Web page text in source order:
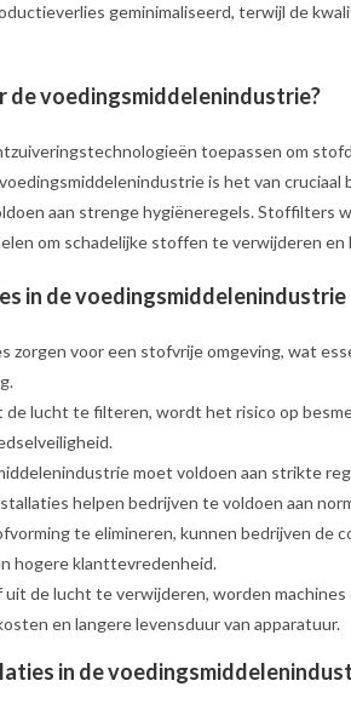
geminimaliseerd, terwijl de
voedingsmiddelenindustrie?
toepassen om
is het van
aan strenge hygiëneregels. Stoffilters
om schadelijke stoffen te verwijderen
in de voedingsmiddelenindustrie
zorgen voor een stofvrije omgeving, wat
lucht te filteren, wordt het risico op
moet voldoen aan strikte
helpen bedrijven te voldoen aan
te elimineren, kunnen bedrijven de
hogere klanttevredenheid.
de lucht te verwijderen, worden
en langere levensduur van apparatuur.
in de